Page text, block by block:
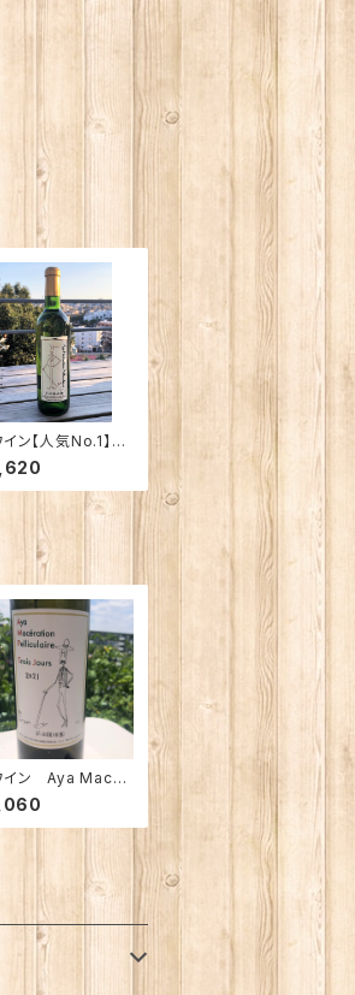
ン【人気No.1】Ay
Pellic
【深み】自家栽培
60年古樹の甲州
イン Aya Macér
Pelliculaire Tr
2024【至高
み】自家栽培樹齢6